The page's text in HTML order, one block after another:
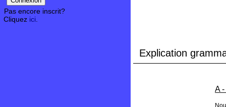
Pas encore inscrit?
Cliquez ici
Explication
A